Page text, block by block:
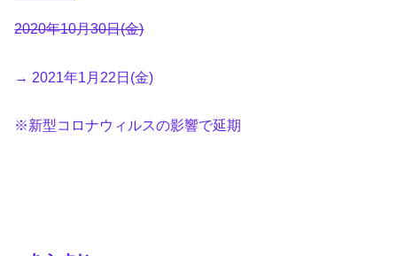
2020年10月30日(金)
→ 2021年1月22日(金)
※新型コロナウィルスの影響で延期